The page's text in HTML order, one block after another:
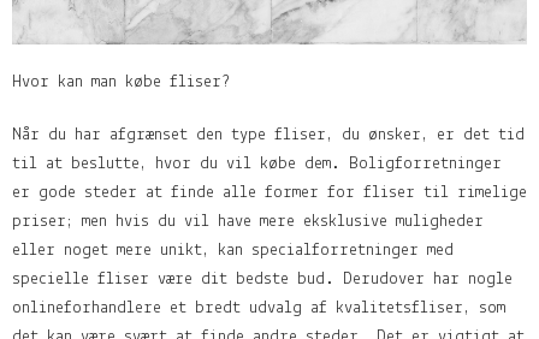
Hvor kan man købe fliser?
Når du har afgrænset den type fliser, du ønsker, er det tid
til at beslutte, hvor du vil købe dem. Boligforretninger
er gode steder at finde alle former for fliser til rimelige
priser; men hvis du vil have mere eksklusive muligheder
eller noget mere unikt, kan specialforretninger med
specielle fliser være dit bedste bud. Derudover har nogle
onlineforhandlere et bredt udvalg af kvalitetsfliser, som